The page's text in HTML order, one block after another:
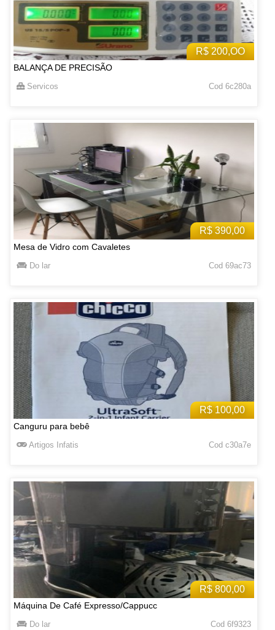
R$ 200,OO
BALANÇA DE PRECISÃO
Servicos Cod 6c280a
R$ 390,00
Mesa de Vidro com Cavaletes
Do lar Cod 69ac73
R$ 100,00
Canguru para bebê
Artigos Infatis Cod c30a7e
R$ 800,00
Máquina De Café Expresso/Cappucc
Do lar Cod 6f9323